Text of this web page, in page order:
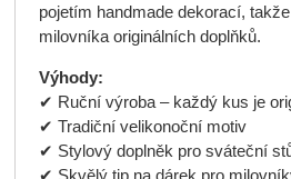
pojetím handmade dekorací,
milovníka originálních doplňků.
Výhody:
✔ Ruční výroba – každý kus je
✔ Tradiční velikonoční motiv
✔ Stylový doplněk pro sváteční